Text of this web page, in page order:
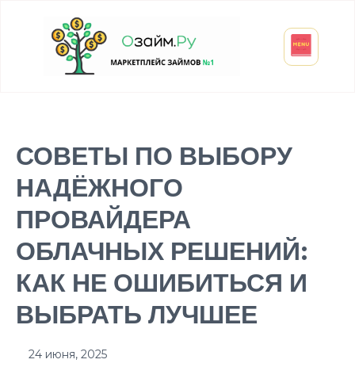
СОВЕТЫ ПО ВЫБОРУ
НАДЁЖНОГО
ПРОВАЙДЕРА
ОБЛАЧНЫХ РЕШЕНИЙ:
КАК НЕ ОШИБИТЬСЯ И
ВЫБРАТЬ ЛУЧШЕЕ
24 июня, 2025